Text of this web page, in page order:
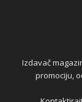
Izdavač
promociju,